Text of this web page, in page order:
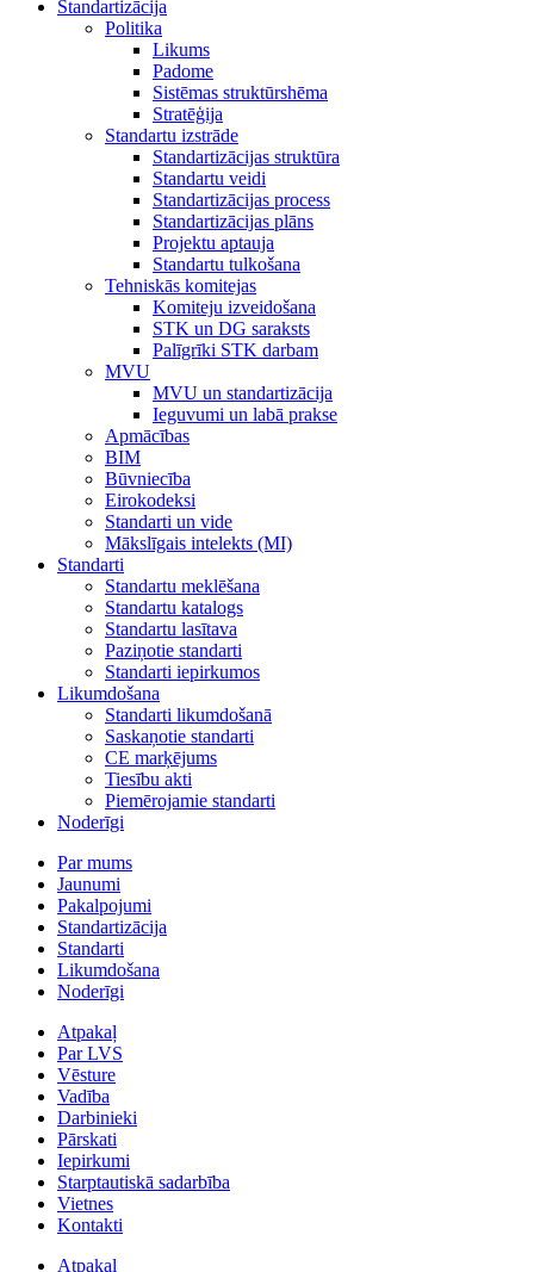
Standartizācija
Politika
Likums
Padome
Sistēmas struktūrshēma
Stratēģija
Standartu izstrāde
Standartizācijas struktūra
Standartu veidi
Standartizācijas process
Standartizācijas plāns
Projektu aptauja
Standartu tulkošana
Tehniskās komitejas
Komiteju izveidošana
STK un DG saraksts
Palīgrīki STK darbam
MVU
MVU un standartizācija
Ieguvumi un labā prakse
Apmācības
BIM
Būvniecība
Eirokodeksi
Standarti un vide
Mākslīgais intelekts (MI)
Standarti
Standartu meklēšana
Standartu katalogs
Standartu lasītava
Paziņotie standarti
Standarti iepirkumos
Likumdošana
Standarti likumdošanā
Saskaņotie standarti
CE marķējums
Tiesību akti
Piemērojamie standarti
Noderīgi
Par mums
Jaunumi
Pakalpojumi
Standartizācija
Standarti
Likumdošana
Noderīgi
Atpakaļ
Par LVS
Vēsture
Vadība
Darbinieki
Pārskati
Iepirkumi
Starptautiskā sadarbība
Vietnes
Kontakti
Atpakaļ